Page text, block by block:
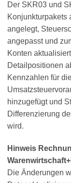
Der SKR03 und
Konjunkturpakets
angelegt,
angepasst und
Konten
Detailpositionen
Kennzahlen für
hinzugefügt und
Differenzierung
wird.
Hinweis
Die Änderungen